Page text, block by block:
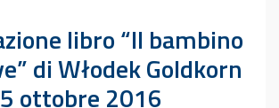
libro “Il bambino
di Włodek Goldkorn
ottobre 2016